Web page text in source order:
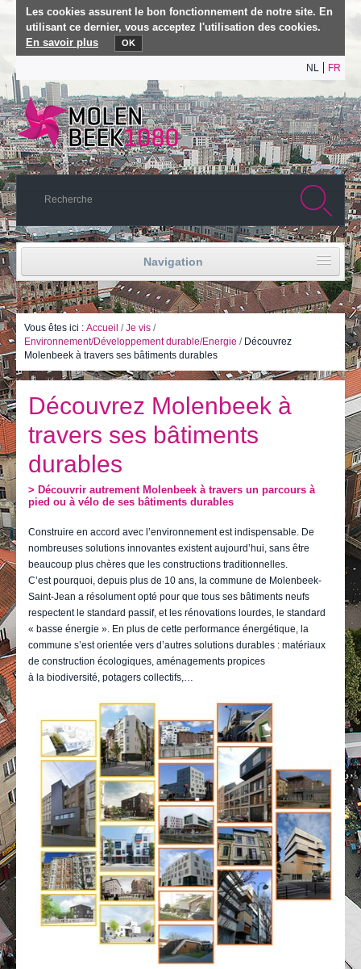
Les cookies assurent le bon fonctionnement de notre site. En
utilisant ce dernier, vous acceptez l'utilisation des cookies.
En savoir plus
OK
NL FR
Navigation
Accueil
Vie politique
Je vis
Je visite
Publications
Actualités
E-guichet / Prendre RDV
Actualités
Vous êtes ici : Accueil /Je vis /
Environnement/Développement durable/Energie / Découvrez
Molenbeek à travers ses bâtiments durables
Découvrez Molenbeek à
travers ses bâtiments
durables
> Découvrir autrement Molenbeek à travers un parcours à
pied ou à vélo de ses bâtiments durables
Construire en accord avec l’environnement est indispensable. De
nombreuses solutions innovantes existent aujourd’hui, sans être
beaucoup plus chères que les constructions traditionnelles.
C’est pourquoi, depuis plus de 10 ans, la commune de Molenbeek-
Saint-Jean a résolument opté pour que tous ses bâtiments neufs
respectent le standard passif, et les rénovations lourdes, le standard
« basse énergie ». En plus de cette performance énergétique, la
commune s’est orientée vers d’autres solutions durables : matériaux
de construction écologiques, aménagements propices
à la biodiversité, potagers collectifs,…